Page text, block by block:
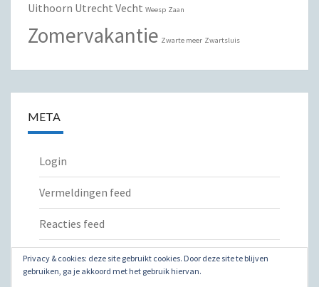
Uithoorn Utrecht Vecht Weesp Zaan
Zomervakantie Zwarte meer Zwartsluis
META
Login
Vermeldingen feed
Reacties feed
WordPress.org
Privacy & cookies: deze site gebruikt cookies. Door deze site te blijven
gebruiken, ga je akkoord met het gebruik hiervan.